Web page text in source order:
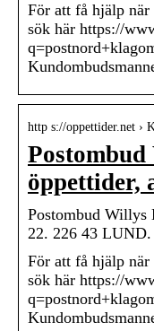
För att få hjälp
sök här https://
http s://oppettider.net ›
öppettider,
Postombud Willys
22. 226 43 LUND.
För att få hjälp
sök här https://